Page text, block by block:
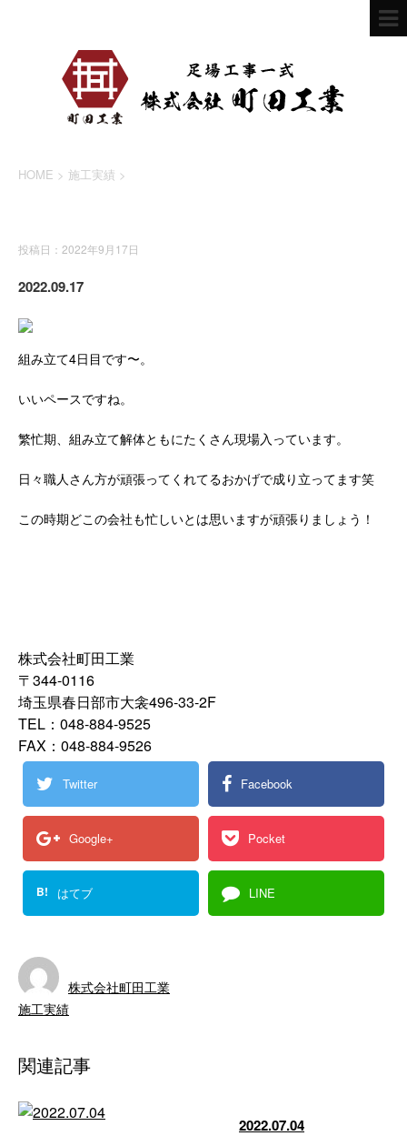
HOME > 施工実績 >
投稿日：2022年9月17日
2022.09.17
組み立て4日目です〜。
いいペースですね。
繁忙期、組み立て解体ともにたくさん現場入っています。
日々職人さん方が頑張ってくれてるおかげで成り立ってます笑
この時期どこの会社も忙しいとは思いますが頑張りましょう！
株式会社町田工業
〒344-0116
埼玉県春日部市大衾496-33-2F
TEL：048-884-9525
FAX：048-884-9526
Twitter Facebook
Google+ Pocket
B! はてブ LINE
株式会社町田工業
施工実績
関連記事
2022.07.04